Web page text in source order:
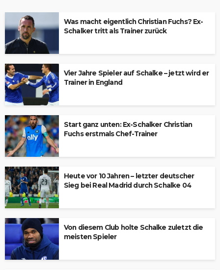
Was macht eigentlich Christian Fuchs? Ex-
Schalker tritt als Trainer zurück
Vier Jahre Spieler auf Schalke – jetzt wird er
Trainer in England
Start ganz unten: Ex-Schalker Christian
Fuchs erstmals Chef-Trainer
Heute vor 10 Jahren – letzter deutscher
Sieg bei Real Madrid durch Schalke 04
Von diesem Club holte Schalke zuletzt die
meisten Spieler